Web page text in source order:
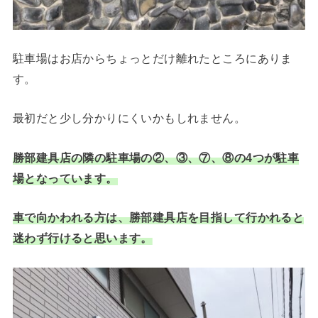
駐車場はお店からちょっとだけ離れたところにありま
す。
最初だと少し分かりにくいかもしれません。
勝部建具店の隣の駐車場の②、③、⑦、⑧の4つが駐車
場となっています。
車で向かわれる方は、勝部建具店を目指して行かれると
迷わず行けると思います。